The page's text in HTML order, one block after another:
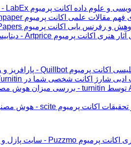
اکانت پرمیوم LabEx - پلتفرم آموزش عملی برنامه‌نویسی و علوم داده
اکانت پرمیوم Explainpaper - همراه هوشمند تو برای فهم مقالات علمی
اکانت پرمیوم Connected Papers - نقشه بصری پژوهش و رفرنس یابی
اکانت پرمیوم Artprice - دیتابیس جهانی قیمت ‌گذاری آثار هنری
اکانت پرمیوم Quillbot - پارافریز و ویرایش متون انگلیسی
شارژ اکانت شخصی شما در Turnitin - برسی سرقت ادبی
اکانت پرمیوم scite - هوش مصنوعی برای پژوهش و تحقیقات
اکانت پرمیوم Puzzmo - سایت پازل و بازی های فکری